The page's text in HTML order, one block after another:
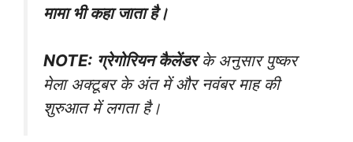
मामा भी कहा जाता है।
NOTE: ग्रेगोरियन कैलेंडरके अनुसार पुष्कर
मेला अक्टूबर के अंत में और नवंबर माह की
शुरुआत में लगता है।